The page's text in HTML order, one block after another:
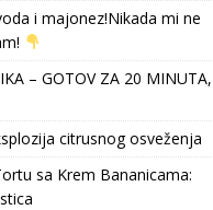
i majonez!Nikada mi ne
– GOTOV ZA 20 MINUTA,
citrusnog osveženja
sa Krem Bananicama: